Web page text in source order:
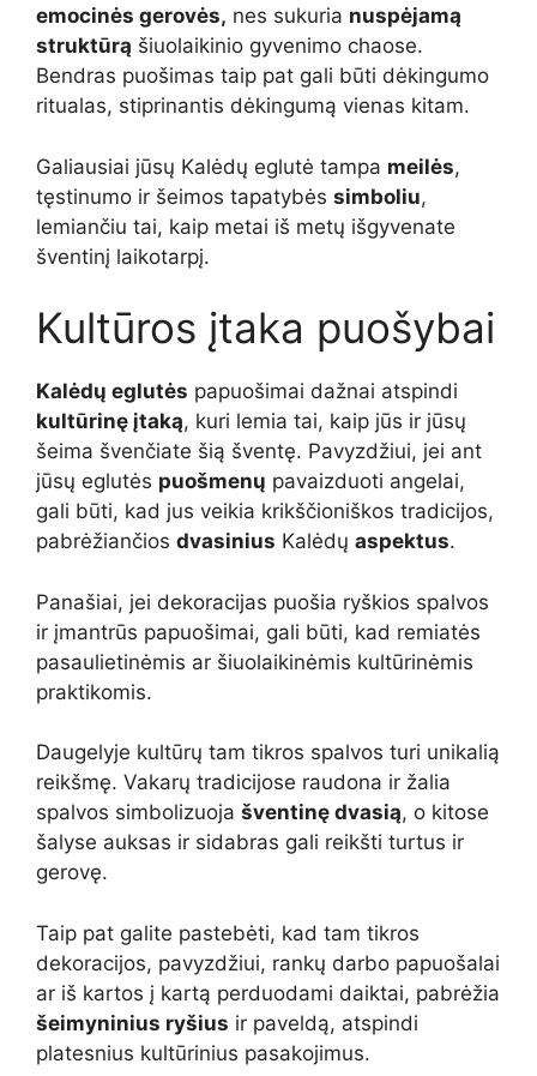
emocinės gerovės, nes sukuria nuspėjamą
struktūrą šiuolaikinio gyvenimo chaose.
Bendras puošimas taip pat gali būti dėkingumo
ritualas, stiprinantis dėkingumą vienas kitam.
Galiausiai jūsų Kalėdų eglutė tampa meilės,
tęstinumo ir šeimos tapatybės simboliu,
lemiančiu tai, kaip metai iš metų išgyvenate
šventinį laikotarpį.
Kultūros įtaka puošybai
Kalėdų eglutės papuošimai dažnai atspindi
kultūrinę įtaką, kuri lemia tai, kaip jūs ir jūsų
šeima švenčiate šią šventę. Pavyzdžiui, jei ant
jūsų eglutės puošmenų pavaizduoti angelai,
gali būti, kad jus veikia krikščioniškos tradicijos,
pabrėžiančios dvasinius Kalėdų aspektus.
Panašiai, jei dekoracijas puošia ryškios spalvos
ir įmantrūs papuošimai, gali būti, kad remiatės
pasaulietinėmis ar šiuolaikinėmis kultūrinėmis
praktikomis.
Daugelyje kultūrų tam tikros spalvos turi unikalią
reikšmę. Vakarų tradicijose raudona ir žalia
spalvos simbolizuoja šventinę dvasią, o kitose
šalyse auksas ir sidabras gali reikšti turtus ir
gerovę.
Taip pat galite pastebėti, kad tam tikros
dekoracijos, pavyzdžiui, rankų darbo papuošalai
ar iš kartos į kartą perduodami daiktai, pabrėžia
šeimyninius ryšius ir paveldą, atspindi
platesnius kultūrinius pasakojimus.